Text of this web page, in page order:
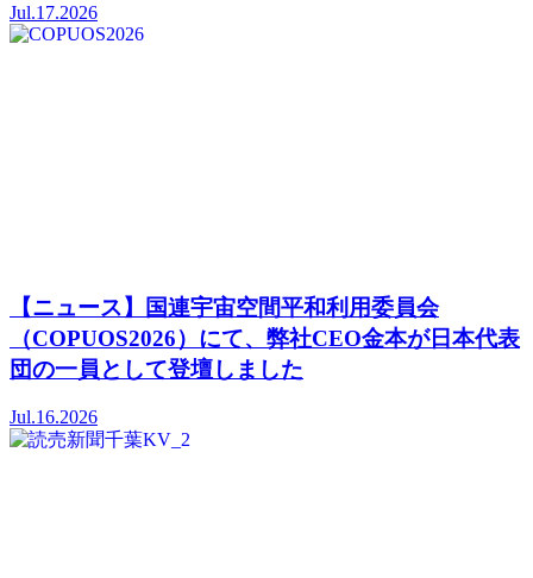
Jul.17.2026
【ニュース】国連宇宙空間平和利用委員会
（COPUOS2026）にて、弊社CEO金本が日本代表
団の一員として登壇しました
Jul.16.2026